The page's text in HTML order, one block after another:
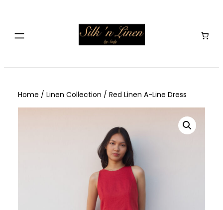
content
Home / Linen Collection / Red Linen A-Line Dress